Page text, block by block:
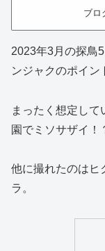
ブロ
2023年3月の探鳥
ンジャクのポイン
まったく想定し
園でミソサザイ！
他に撮れたのはヒ
ラ。